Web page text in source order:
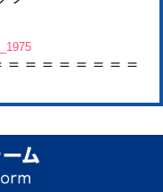
＝＝＝＝＝＝＝